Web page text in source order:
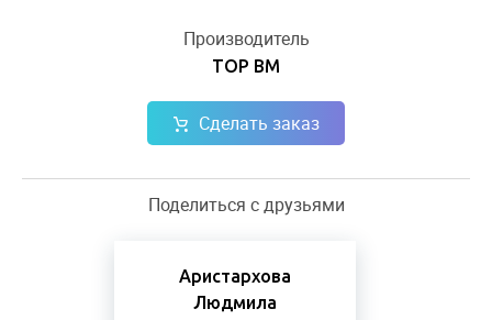
Производитель
ТОР ВМ
Сделать заказ
Поделиться с друзьями
Аристархова
Людмила